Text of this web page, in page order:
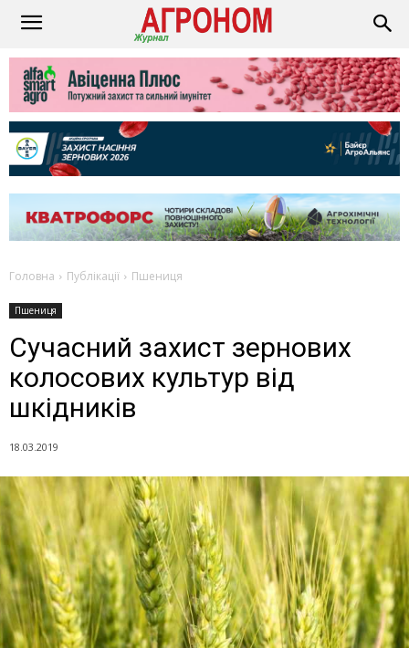
Головна Публікації Пшениця
Пшениця
Сучасний захист зернових
колосових культур від
шкідників
18.03.2019